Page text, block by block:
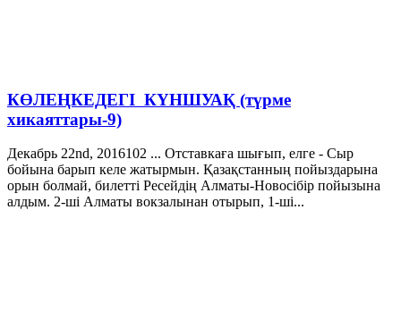
КӨЛЕҢКЕДЕГІ КҮНШУАҚ (түрме
хикаяттары-9)
Декабрь 22nd, 2016102 ... Отставкаға шығып, елге - Сыр
бойына барып келе жатырмын. Қазақстанның пойыздарына
орын болмай, билетті Ресейдің Алматы-Новосібір пойызына
алдым. 2-ші Алматы вокзалынан отырып, 1-ші...